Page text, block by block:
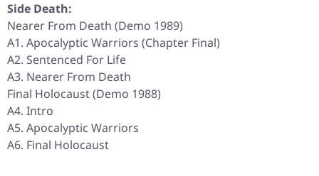
Side Death:
Nearer From Death (Demo 1989)
A1. Apocalyptic Warriors (Chapter Final)
A2. Sentenced For Life
A3. Nearer From Death
Final Holocaust (Demo 1988)
A4. Intro
A5. Apocalyptic Warriors
A6. Final Holocaust